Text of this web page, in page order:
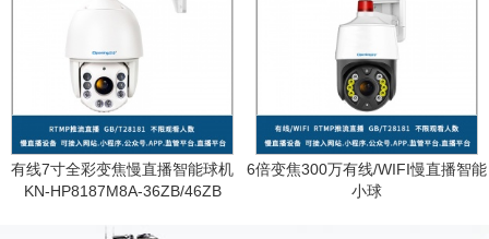
有线7寸全彩变焦慢直播智能球机
KN-HP8187M8A-36ZB/46ZB
6倍变焦300万有线/WIFI慢直播智能
小球